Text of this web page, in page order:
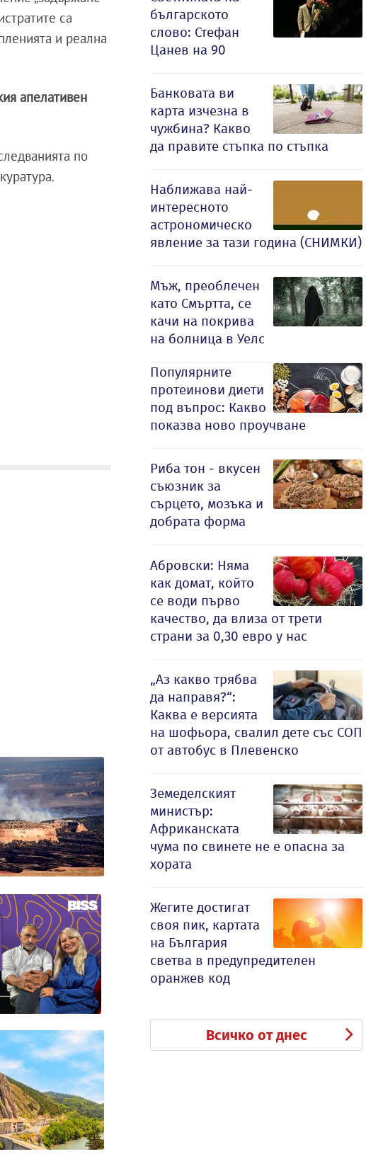
са
и реална
апелативен
по
българското
слово: Стефан
Цанев на 90
Банковата ви
карта изчезна в
чужбина? Какво
да правите стъпка по стъпка
Наближава най-
интересното
астрономическо
явление за тази година (СНИМКИ)
Мъж, преоблечен
като Смъртта, се
качи на покрива
на болница в Уелс
Популярните
протеинови диети
под въпрос: Какво
показва ново проучване
Риба тон - вкусен
съюзник за
сърцето, мозъка и
добрата форма
Абровски: Няма
как домат, който
се води първо
качество, да влиза от трети
страни за 0,30 евро у нас
„Аз какво трябва
да направя?“:
Каква е версията
на шофьора, свалил дете със СОП
от автобус в Плевенско
Земеделският
министър:
Африканската
чума по свинете не е опасна за
хората
Жегите достигат
своя пик, картата
на България
светва в предупредителен
оранжев код
Всичко от днес